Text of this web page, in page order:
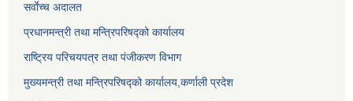
सर्वाेच्च अदालत
प्रधानमन्त्री तथा मन्त्रिपरिषद्को कार्यालय
राष्ट्रिय परिचयपत्र तथा पंजीकरण विभाग
मुख्यमन्त्री तथा मन्त्रिपरिषद्को कार्यालय,कर्णाली प्रदेश